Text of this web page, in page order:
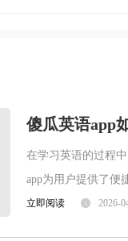
息，及时了解
、战队、球员
们会将精彩赛
随时随地回顾
app上在线观
app是一款基
打造的互联网
黑料不打烊
价值的、个性
料不打烊app
服务，是国内
的产品之一。
傻瓜英语app
在学习英语的过程
app为用户提供了便
上通常可以找到一
立即阅读 2026-